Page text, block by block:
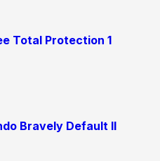
Total Protection 1
Bravely Default II